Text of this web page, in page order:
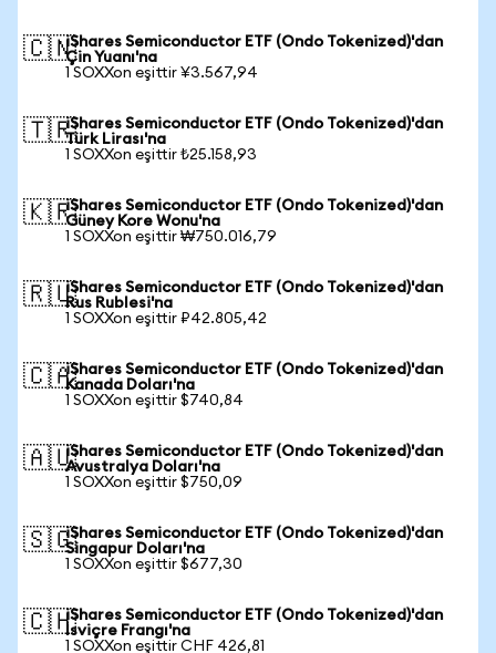
🇨🇳iShares Semiconductor ETF (Ondo Tokenized)'dan
Çin Yuanı'na
1 SOXXon eşittir ¥3.567,94
🇹🇷iShares Semiconductor ETF (Ondo Tokenized)'dan
Türk Lirası'na
1 SOXXon eşittir ₺25.158,93
🇰🇷iShares Semiconductor ETF (Ondo Tokenized)'dan
Güney Kore Wonu'na
1 SOXXon eşittir ₩750.016,79
🇷🇺iShares Semiconductor ETF (Ondo Tokenized)'dan
Rus Rublesi'na
1 SOXXon eşittir ₽42.805,42
🇨🇦iShares Semiconductor ETF (Ondo Tokenized)'dan
Kanada Doları'na
1 SOXXon eşittir $740,84
🇦🇺iShares Semiconductor ETF (Ondo Tokenized)'dan
Avustralya Doları'na
1 SOXXon eşittir $750,09
🇸🇬iShares Semiconductor ETF (Ondo Tokenized)'dan
Singapur Doları'na
1 SOXXon eşittir $677,30
🇨🇭iShares Semiconductor ETF (Ondo Tokenized)'dan
İsviçre Frangı'na
1 SOXXon eşittir CHF 426,81